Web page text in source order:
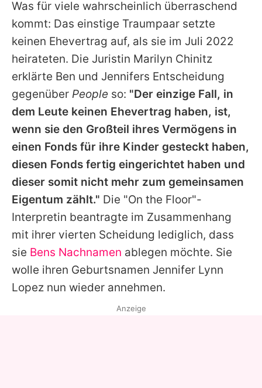
Was für viele wahrscheinlich überraschend
kommt: Das einstige Traumpaar setzte
keinen Ehevertrag auf, als sie im Juli 2022
heirateten. Die Juristin Marilyn Chinitz
erklärte Ben und Jennifers Entscheidung
gegenüber People so: "Der einzige Fall, in
dem Leute keinen Ehevertrag haben, ist,
wenn sie den Großteil ihres Vermögens in
einen Fonds für ihre Kinder gesteckt haben,
diesen Fonds fertig eingerichtet haben und
dieser somit nicht mehr zum gemeinsamen
Eigentum zählt." Die "On the Floor"-
Interpretin beantragte im Zusammenhang
mit ihrer vierten Scheidung lediglich, dass
sie Bens Nachnamen ablegen möchte. Sie
wolle ihren Geburtsnamen Jennifer Lynn
Lopez nun wieder annehmen.
Anzeige